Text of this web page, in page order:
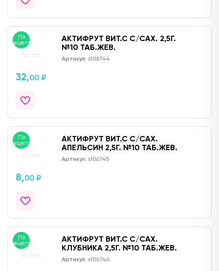
По
рецепту
АКТИФРУТ ВИТ.С С/САХ. 2,5Г.
№10 ТАБ.ЖЕВ.
Артикул: s106744
32,00 ₽
По
рецепту
АКТИФРУТ ВИТ.С С/САХ.
АПЕЛЬСИН 2,5Г. №10 ТАБ.ЖЕВ.
Артикул: s106745
8,00 ₽
По
рецепту
АКТИФРУТ ВИТ.С С/САХ.
КЛУБНИКА 2,5Г. №10 ТАБ.ЖЕВ.
Артикул: s106746